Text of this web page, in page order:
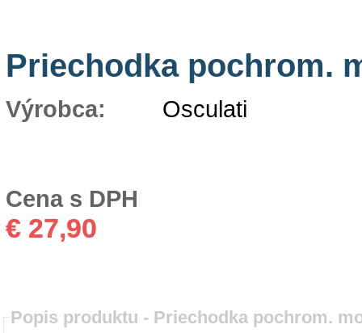
Priechodka pochrom.
Výrobca: Osculati
Cena s DPH
€ 27,90
Popis produktu - Priechodka pochrom.